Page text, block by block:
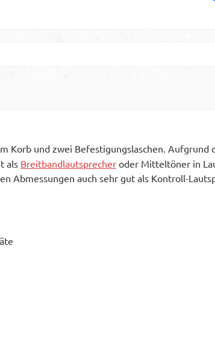
Korb und zwei Befestigungslaschen.
als Breitbandlautsprecher oder Mitteltöner in
Abmessungen auch sehr gut als Kontroll-